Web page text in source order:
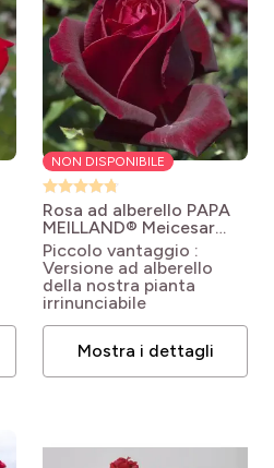
NON DISPONIBILE
Rosa ad alberello PAPA
MEILLAND® Meicesar
Rosa Jubilé Papa
Meilland® 'Meiceazar'
Piccolo vantaggio :
Versione ad alberello
della nostra pianta
irrinunciabile
Mostra i dettagli